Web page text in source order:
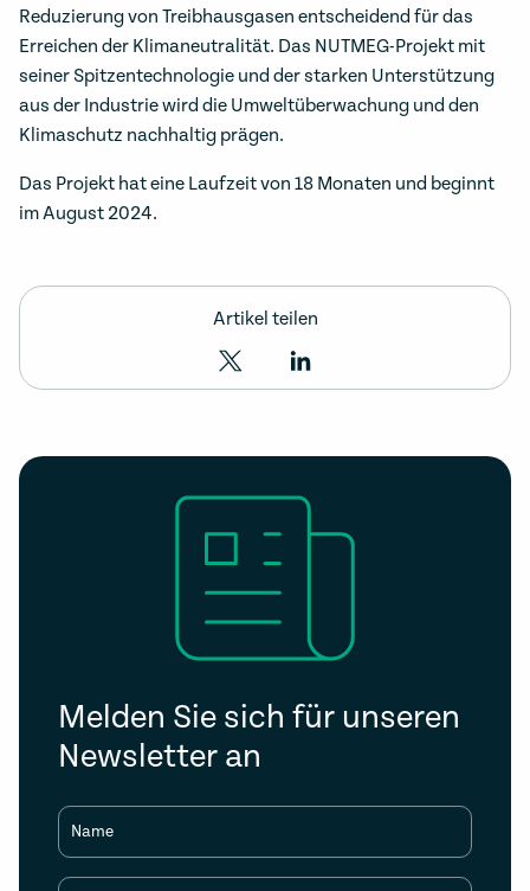
Reduzierung von Treibhausgasen entscheidend für das
Erreichen der Klimaneutralität. Das NUTMEG-Projekt mit
seiner Spitzentechnologie und der starken Unterstützung
aus der Industrie wird die Umweltüberwachung und den
Klimaschutz nachhaltig prägen.
Das Projekt hat eine Laufzeit von 18 Monaten und beginnt
im August 2024.
Artikel teilen
Melden Sie sich für unseren
Newsletter an
Name